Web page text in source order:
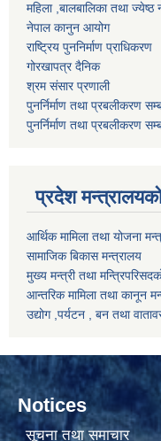
महिला ,बालबालिका तथा ज्येष्ठ
नेपाल कानुन आयोग
राष्ट्रिय पुननिर्माण प्राधिकरण
गोरखापत्र दैनिक
श्रम संसार प्रणाली
पुनर्निर्माण तथा प्रबलीकरण
पुनर्निर्माण तथा प्रबलीकरण
प्रदेश
आर्थिक मामिला तथा योजना
सामाजिक बिकास मन्त्रालय
मुख्य मन्त्री तथा
आन्तरिक मामिला तथा कानून
उद्योग ,पर्यटन , बन तथा
Notices
सूचना तथा समाचार